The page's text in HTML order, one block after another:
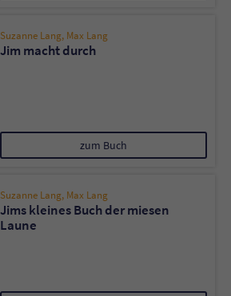
Suzanne Lang, Max Lang
Jim macht durch
zum Buch
Suzanne Lang, Max Lang
Jims kleines Buch der miesen
Laune